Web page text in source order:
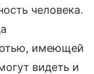
человека.
имеющей
видеть и